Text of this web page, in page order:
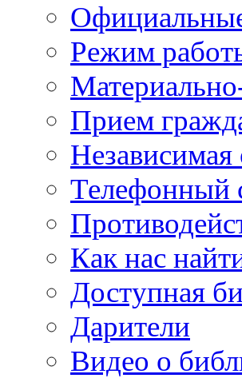
Режим
Прием
Независимая
Телефонный
Как нас
Доступная
Дарители
Видео о